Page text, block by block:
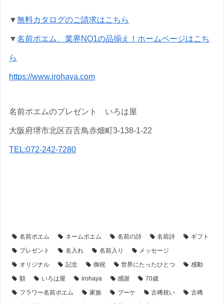
▼無料カタログのご請求はこちら
▼名前ポエム、業界NO1の品揃え！ホームページはこち
ら
https://www.irohaya.com
名前ポエムのプレゼント いろは屋
大阪府堺市北区百舌鳥赤畑町3-138-1-22
TEL:072-242-7280
名前ポエム ネームポエム 名前の詩 名前詩
ギフト
プレゼント
名入れ 名前入り
メッセージ
オリジナル
記念 御祝 世界にたったひとつ
感動
額
いろは屋 irohaya 感謝
70歳
フラワー名前ポエム
家族 ブーケ 古稀祝い
古稀